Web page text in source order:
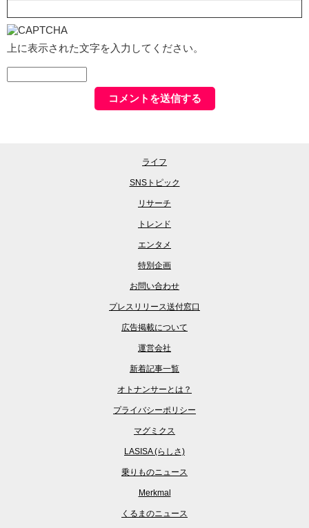
上に表示された文字を入力してください。
ライフ
SNSトピック
リサーチ
トレンド
エンタメ
特別企画
お問い合わせ
プレスリリース送付窓口
広告掲載について
運営会社
新着記事一覧
オトナンサーとは？
プライバシーポリシー
マグミクス
LASISA (らしさ)
乗りものニュース
Merkmal
くるまのニュース